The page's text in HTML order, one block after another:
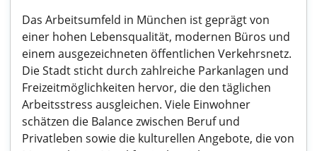
Das Arbeitsumfeld in München ist geprägt von
einer hohen Lebensqualität, modernen Büros und
einem ausgezeichneten öffentlichen Verkehrsnetz.
Die Stadt sticht durch zahlreiche Parkanlagen und
Freizeitmöglichkeiten hervor, die den täglichen
Arbeitsstress ausgleichen. Viele Einwohner
schätzen die Balance zwischen Beruf und
Privatleben sowie die kulturellen Angebote, die von